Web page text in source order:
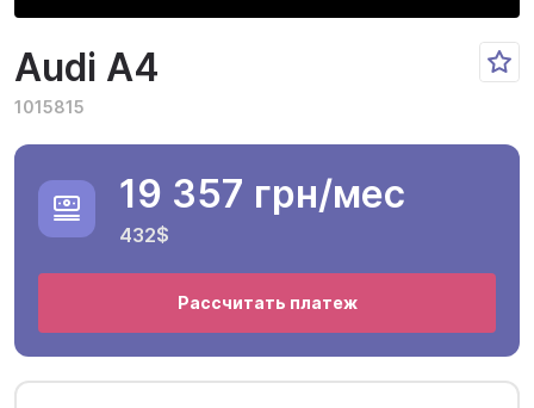
Audi A4
1015815
19 357 грн/мес
432$
Рассчитать платеж